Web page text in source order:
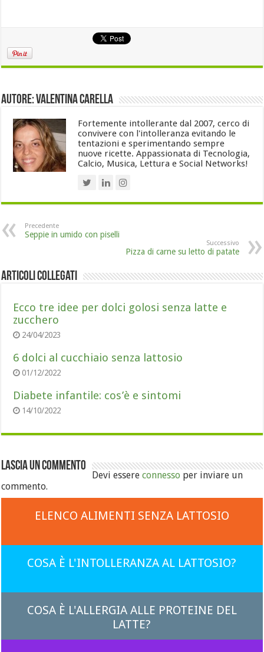
Autore: Valentina Carella
Fortemente intollerante dal 2007, cerco di
convivere con l'intolleranza evitando le
tentazioni e sperimentando sempre
nuove ricette. Appassionata di Tecnologia,
Calcio, Musica, Lettura e Social Networks!
Precedente
Seppie in umido con piselli
Successivo
Pizza di carne su letto di patate
Articoli collegati
Ecco tre idee per dolci golosi senza latte e
zucchero
24/04/2023
6 dolci al cucchiaio senza lattosio
01/12/2022
Diabete infantile: cos’è e sintomi
14/10/2022
Lascia un commento
Devi essereconnesso per inviare un
commento.
ELENCO ALIMENTI SENZA LATTOSIO
COSA È L'INTOLLERANZA AL LATTOSIO?
COSA È L'ALLERGIA ALLE PROTEINE DEL
LATTE?